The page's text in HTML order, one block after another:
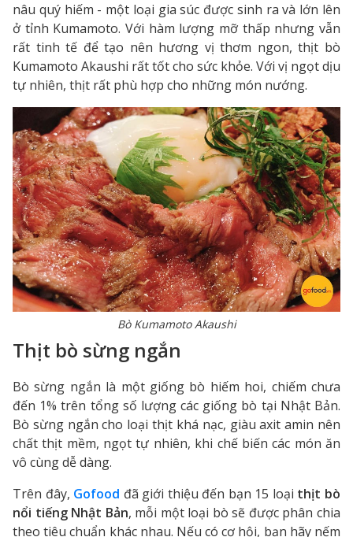
nâu quý hiếm - một loại gia súc được sinh ra và lớn lên
ở tỉnh Kumamoto. Với hàm lượng mỡ thấp nhưng vẫn
rất tinh tế để tạo nên hương vị thơm ngon, thịt bò
Kumamoto Akaushi rất tốt cho sức khỏe. Với vị ngọt dịu
tự nhiên, thịt rất phù hợp cho những món nướng.
Bò Kumamoto Akaushi
Thịt bò sừng ngắn
Bò sừng ngắn là một giống bò hiếm hoi, chiếm chưa
đến 1% trên tổng số lượng các giống bò tại Nhật Bản.
Bò sừng ngắn cho loại thịt khá nạc, giàu axit amin nên
chất thịt mềm, ngọt tự nhiên, khi chế biến các món ăn
vô cùng dễ dàng.
Trên đây, Gofood đã giới thiệu đến bạn 15 loại thịt bò
nổi tiếng Nhật Bản, mỗi một loại bò sẽ được phân chia
theo tiêu chuẩn khác nhau. Nếu có cơ hội, bạn hãy nếm